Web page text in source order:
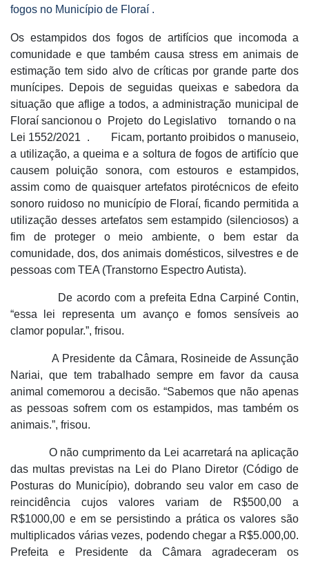
fogos no Município de Floraí .
Os estampidos dos fogos de artifícios que incomoda a
comunidade e que também causa stress em animais de
estimação tem sido alvo de críticas por grande parte dos
munícipes. Depois de seguidas queixas e sabedora da
situação que aflige a todos, a administração municipal de
Floraí sancionou o
Projeto do Legislativo
tornando o na
Lei 1552/2021
.
Ficam, portanto proibidos o manuseio,
a utilização, a queima e a soltura de fogos de artifício que
causem poluição sonora, com estouros e estampidos,
assim como de quaisquer artefatos pirotécnicos de efeito
sonoro ruidoso no município de Floraí, ficando permitida a
utilização desses artefatos sem estampido (silenciosos) a
fim de proteger o meio ambiente, o bem estar da
comunidade, dos, dos animais domésticos, silvestres e de
pessoas com TEA (Transtorno Espectro Autista).
De acordo com a prefeita Edna Carpiné Contin,
“essa lei representa um avanço e fomos sensíveis ao
clamor popular.”, frisou.
A Presidente da Câmara, Rosineide de Assunção
Nariai, que tem trabalhado sempre em favor da causa
animal comemorou a decisão. “Sabemos que não apenas
as pessoas sofrem com os estampidos, mas também os
animais.”, frisou.
O não cumprimento da Lei acarretará na aplicação
das multas previstas na Lei do Plano Diretor (Código de
Posturas do Município), dobrando seu valor em caso de
reincidência cujos valores variam de R$500,00 a
R$1000,00 e em se persistindo a prática os valores são
multiplicados várias vezes, podendo chegar a R$5.000,00.
Prefeita e Presidente da Câmara agradeceram os